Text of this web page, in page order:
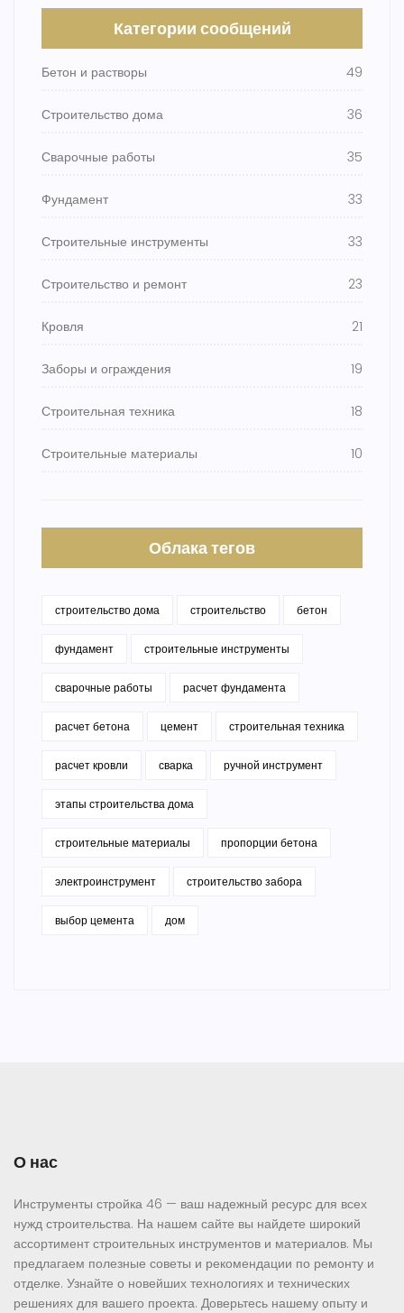
Категории сообщений
Бетон и растворы 49
Строительство дома 36
Сварочные работы 35
Фундамент 33
Строительные инструменты 33
Строительство и ремонт 23
Кровля 21
Заборы и ограждения 19
Строительная техника 18
Строительные материалы 10
Облака тегов
строительство дома строительство бетон
фундамент строительные инструменты
сварочные работы расчет фундамента
расчет бетона цемент строительная техника
расчет кровли сварка ручной инструмент
этапы строительства дома
строительные материалы пропорции бетона
электроинструмент строительство забора
выбор цемента дом
О нас
Инструменты стройка 46 — ваш надежный ресурс для всех
нужд строительства. На нашем сайте вы найдете широкий
ассортимент строительных инструментов и материалов. Мы
предлагаем полезные советы и рекомендации по ремонту и
отделке. Узнайте о новейших технологиях и технических
решениях для вашего проекта. Доверьтесь нашему опыту и